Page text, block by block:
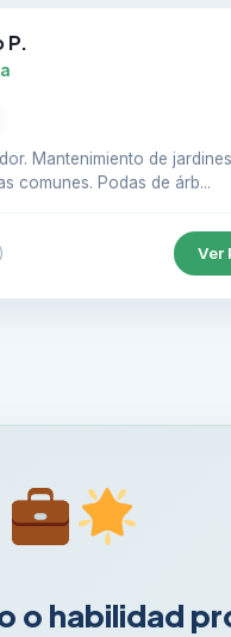
P.
Mantenimiento de jardines
comunes. Podas de árb...
Ver
o habilidad